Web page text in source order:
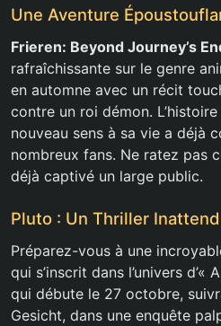
Une Aventure
Frieren: Beyond Journey’s
rafraîchissante sur le genre
en automne avec un récit
contre un roi démon. L’histoire
nouveau sens à sa vie a déjà
nombreux fans. Ne ratez pas
déjà captivé un large public.
Pluto : Un Thriller
Préparez-vous à une
qui s’inscrit dans l’univers d’«
qui débute le 27 octobre,
Gesicht, dans une enquête